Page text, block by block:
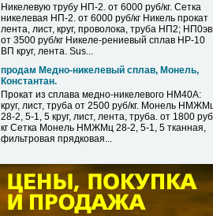
Никелевую трубу НП-2. от 6000 руб/кг. Сетка
никелевая НП-2. от 6000 руб/кг Никель прокат
лента, лист, круг, проволока, труба НП2;
от 3500 руб/кг Никеле-рениевый сплав НР-10
ВП круг, лента. Sus...
продам Медно-никелевый сплав, Монель,
Константан.
Прокат из сплава медно-никелевого НМ40А:
круг, лист, труба от 2500 руб/кг. Монель
28-2, 5-1, 5 круг, лист, лента, труба. от 1800
кг Сетка Монель НМЖМц 28-2, 5-1, 5 тканная,
фильтровая прядковая...